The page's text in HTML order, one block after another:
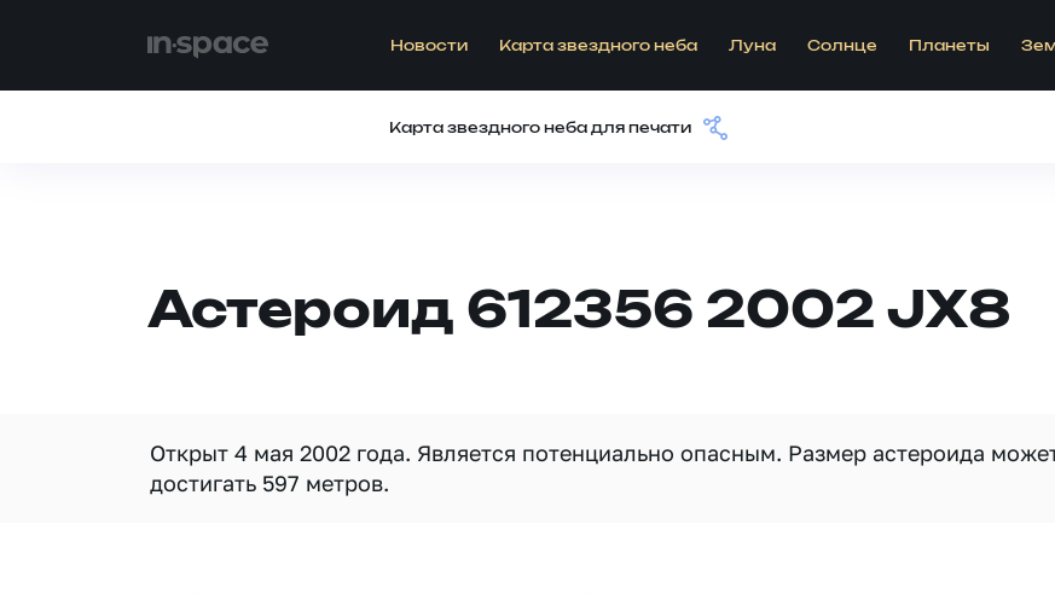
Новости Карта звездного неба Луна Солнце Планеты
Карта звездного неба для печати
Астероид 612356 2002 JX8
Открыт 4 мая 2002 года. Является потенциально опасным. Размер астероида
достигать 597 метров.